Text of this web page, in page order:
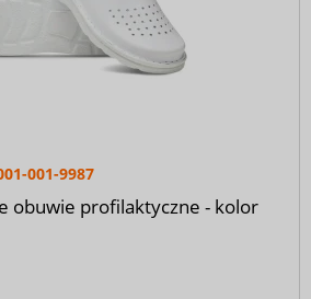
001-9987
obuwie profilaktyczne - kolor